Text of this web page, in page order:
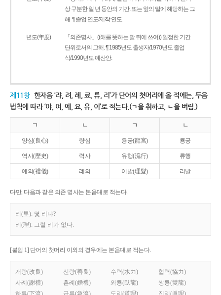
상 구분한 일 년 동안의 기간. 또는 앞의 말에 해당하는 그
해. ¶ 졸업 연도/제작 연도.
년도(年度)
「의존명사」((해를 뜻하는 말 뒤에 쓰여)) 일정한 기간
단위로서의 그해. ¶ 1985년도 출생자/1970년도 졸업
식/1990년도 예산안.
제11항 한자음 ‘랴, 려, 례, 료, 류, 리’가 단어의 첫머리에 올 적에는, 두음
법칙에 따라 ‘야, 여, 예, 요, 유, 이’로 적는다.(ㄱ을 취하고, ㄴ을 버림.)
ㄱ ㄴ ㄱ ㄴ
양심(良心) 량심 용궁(龍宮) 룡궁
역사(歷史) 력사 유행(流行) 류행
예의(禮儀) 례의 이발(理髮) 리발
다만, 다음과 같은 의존 명사는 본음대로 적는다.
리(里): 몇 리냐?
리(理): 그럴 리가 없다.
[붙임 1] 단어의 첫머리 이외의 경우에는 본음대로 적는다.
개량(改良) 선량(善良) 수력(水力)
협력(協力)
사례(謝禮)
혼례(婚禮) 와룡(臥龍)
쌍룡(雙龍)
하류(下流)
급류(急流) 도리(道理) 진리(眞理)